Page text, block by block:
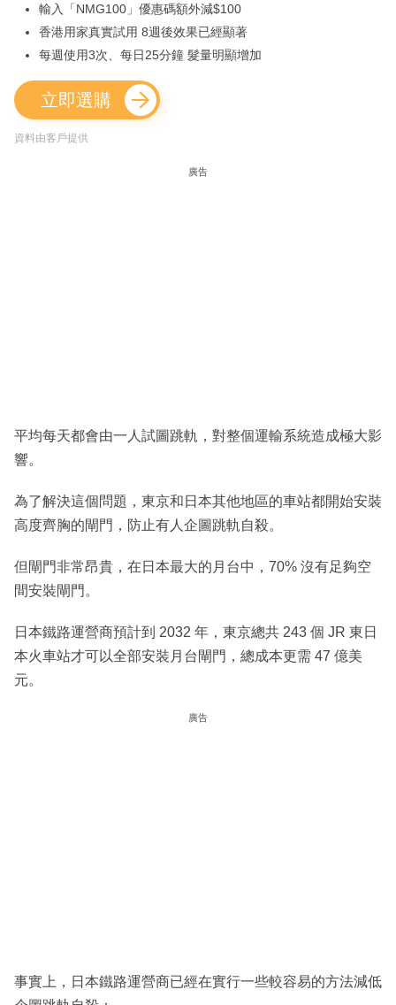
輸入「NMG100」優惠碼額外減$100
香港用家真實試用 8週後效果已經顯著
每週使用3次、每日25分鐘 髮量明顯增加
立即選購
資料由客戶提供
廣告
平均每天都會由一人試圖跳軌，對整個運輸系統造成極大影
響。
為了解決這個問題，東京和日本其他地區的車站都開始安裝
高度齊胸的閘門，防止有人企圖跳軌自殺。
但閘門非常昂貴，在日本最大的月台中，70% 沒有足夠空
間安裝閘門。
日本鐵路運營商預計到 2032 年，東京總共 243 個 JR 東日
本火車站才可以全部安裝月台閘門，總成本更需 47 億美
元。
廣告
事實上，日本鐵路運營商已經在實行一些較容易的方法減低